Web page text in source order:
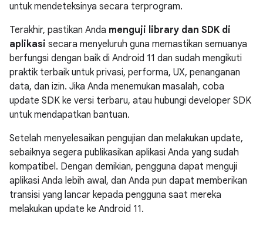
untuk mendeteksinya secara terprogram.
Terakhir, pastikan Anda menguji library dan SDK di
aplikasi secara menyeluruh guna memastikan semuanya
berfungsi dengan baik di Android 11 dan sudah mengikuti
praktik terbaik untuk privasi, performa, UX, penanganan
data, dan izin. Jika Anda menemukan masalah, coba
update SDK ke versi terbaru, atau hubungi developer SDK
untuk mendapatkan bantuan.
Setelah menyelesaikan pengujian dan melakukan update,
sebaiknya segera publikasikan aplikasi Anda yang sudah
kompatibel. Dengan demikian, pengguna dapat menguji
aplikasi Anda lebih awal, dan Anda pun dapat memberikan
transisi yang lancar kepada pengguna saat mereka
melakukan update ke Android 11.